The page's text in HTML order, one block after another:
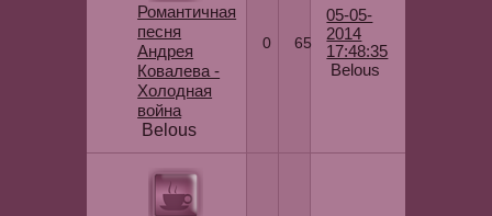
Романтичная
песня
Андрея
Ковалева -
Холодная
война
Belous
0 65
05-05-
2014
17:48:35
Belous